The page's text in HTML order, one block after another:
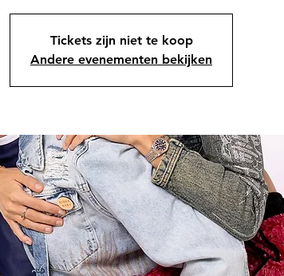
Tickets zijn niet te koop
Andere evenementen bekijken